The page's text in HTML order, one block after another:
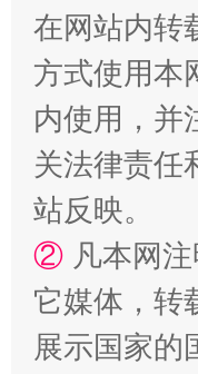
站台名比
漫山遍野的桃花与雪
在网站内转
方式使用本
内使用，并
关法律责任
站反映。
② 凡本网
它媒体，转
展示国家的